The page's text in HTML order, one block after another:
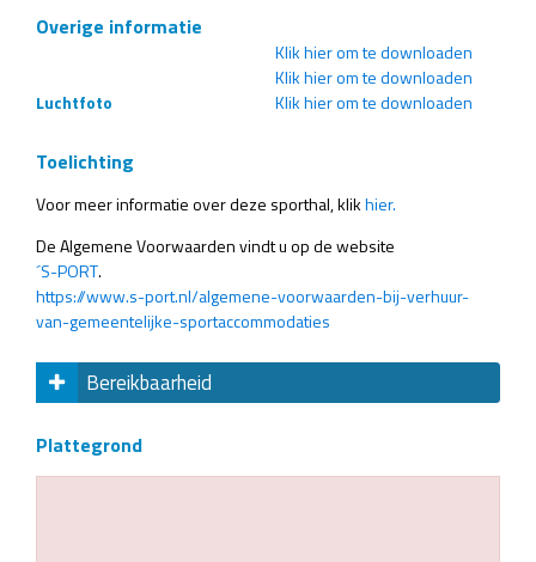
Overige informatie
Klik hier om te downloaden
Klik hier om te downloaden
Luchtfoto
Klik hier om te downloaden
Toelichting
Voor meer informatie over deze sporthal, klikhier.
De Algemene Voorwaarden vindt u op de website
´S-PORT.
https://www.s-port.nl/algemene-voorwaarden-bij-verhuur-
van-gemeentelijke-sportaccommodaties
Bereikbaarheid
Plattegrond